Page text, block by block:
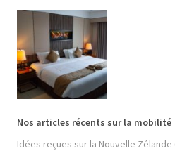
Nos articles récents sur la mobilité
Idées reçues sur la Nouvelle